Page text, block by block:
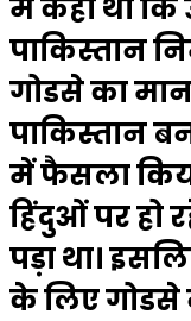
में कहा था कि
पाकिस्तान
गोडसे का
पाकिस्तान
में फैसला
हिंदुओं पर हो
पड़ा था।
के लिए गोडसे